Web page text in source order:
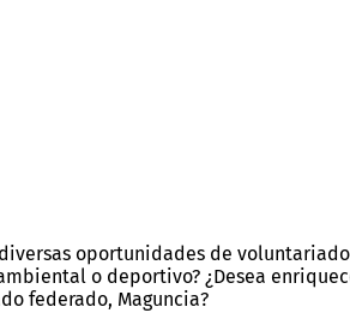
oportunidades de
o deportivo? ¿Desea
federado, Maguncia?